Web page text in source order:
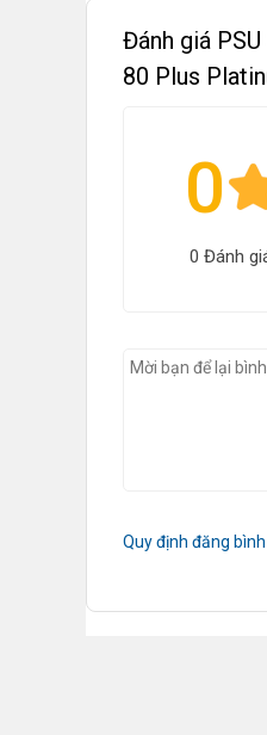
Đánh giá
80 Plus
0
0 Đánh
Quy định đăng